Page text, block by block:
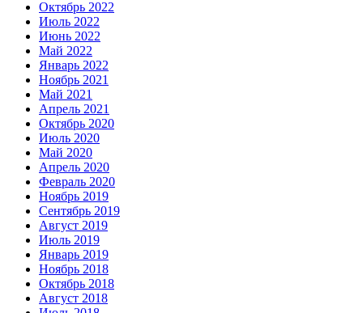
Октябрь 2022
Июль 2022
Июнь 2022
Май 2022
Январь 2022
Ноябрь 2021
Май 2021
Апрель 2021
Октябрь 2020
Июль 2020
Май 2020
Апрель 2020
Февраль 2020
Ноябрь 2019
Сентябрь 2019
Август 2019
Июль 2019
Январь 2019
Ноябрь 2018
Октябрь 2018
Август 2018